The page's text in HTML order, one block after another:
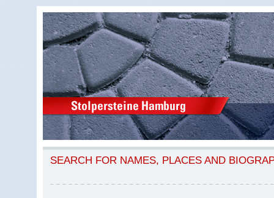
SEARCH FOR NAMES, PLACES AND